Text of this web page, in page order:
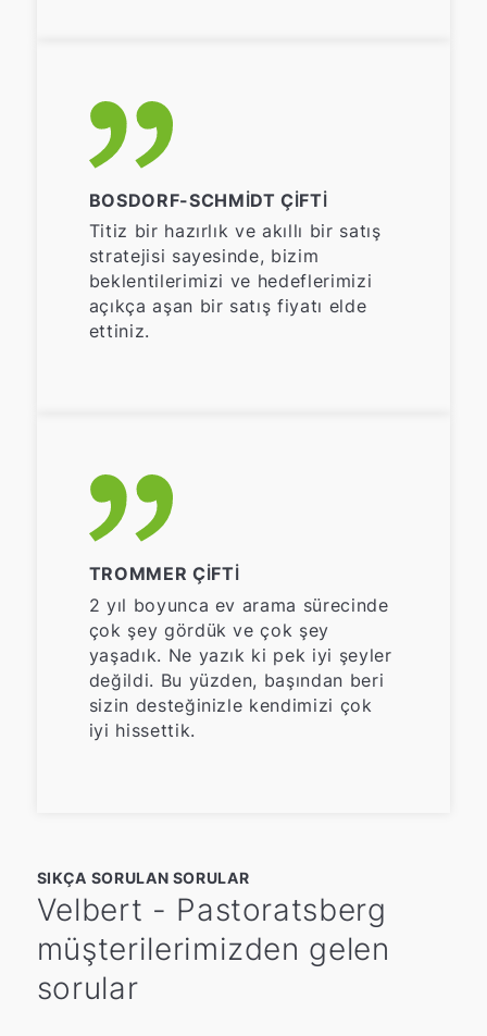
BOSDORF-SCHMIDT ÇIFTI
Titiz bir hazırlık ve akıllı bir satış
stratejisi sayesinde, bizim
beklentilerimizi ve hedeflerimizi
açıkça aşan bir satış fiyatı elde
ettiniz.
TROMMER ÇIFTI
2 yıl boyunca ev arama sürecinde
çok şey gördük ve çok şey
yaşadık. Ne yazık ki pek iyi şeyler
değildi. Bu yüzden, başından beri
sizin desteğinizle kendimizi çok
iyi hissettik.
SIKÇA SORULAN SORULAR
Velbert - Pastoratsberg
müşterilerimizden gelen
sorular